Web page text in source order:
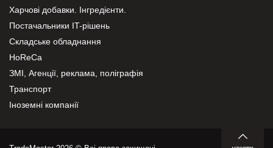
Харчові добавки. Інгредієнти.
Постачальники IT-рішень
Складське обладнання
HoReCa
ЗМІ, Агенції, реклама, поліграфія
Транспорт
Іноземні компанії